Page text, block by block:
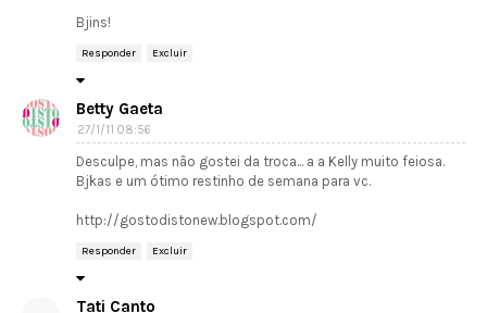
Bjins!
Responder Excluir
Betty Gaeta
27/1/11 08:56
Desculpe, mas não gostei da troca... a a Kelly muito feiosa.
Bjkas e um ótimo restinho de semana para vc.
http://gostodistonew.blogspot.com/
Responder Excluir
Tati Canto